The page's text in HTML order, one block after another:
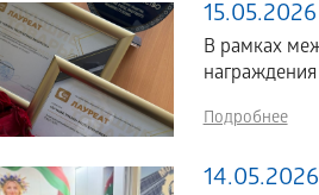
15.05.2026
В рамках
Подробнее
14.05.2026